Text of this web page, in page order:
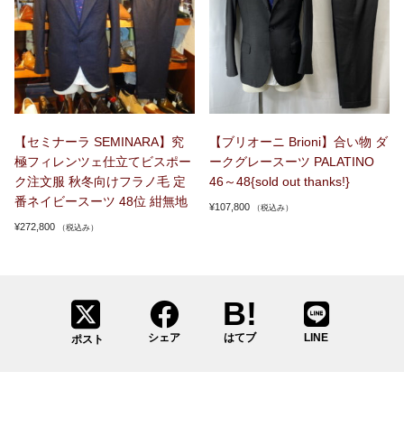
【セミナーラ SEMINARA】究
極フィレンツェ仕立てビスポー
ク注文服 秋冬向けフラノ毛 定
番ネイビースーツ 48位 紺無地
¥272,800 （税込み）
【ブリオーニ Brioni】合い物 ダ
ークグレースーツ PALATINO
46～48{sold out thanks!}
¥107,800 （税込み）
ポスト シェア はてブ LINE